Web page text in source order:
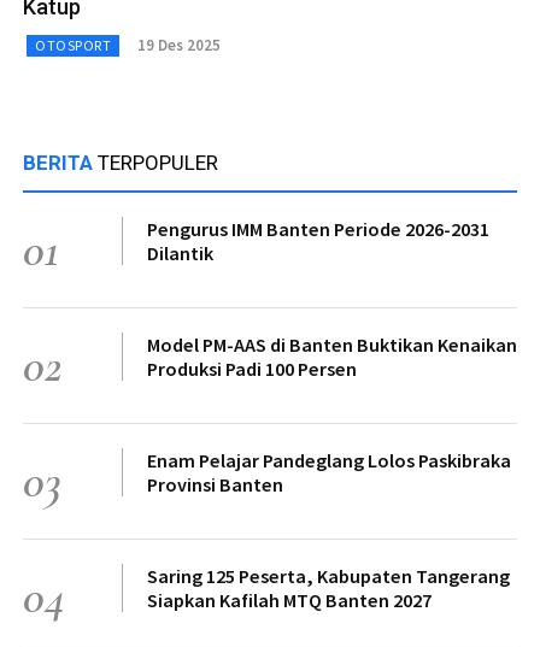
Katup
OTOSPORT 19 Des 2025
BERITA TERPOPULER
01
Pengurus IMM Banten Periode 2026-2031
Dilantik
02
Model PM-AAS di Banten Buktikan Kenaikan
Produksi Padi 100 Persen
03
Enam Pelajar Pandeglang Lolos Paskibraka
Provinsi Banten
04
Saring 125 Peserta, Kabupaten Tangerang
Siapkan Kafilah MTQ Banten 2027